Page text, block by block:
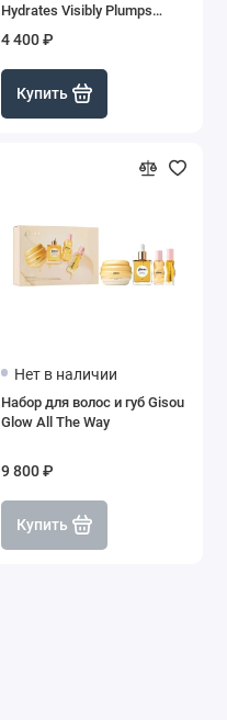
Hydrates Visibly Plumps
4 400 ₽
Купить
Нет в наличии
Набор для волос и губ Gisou
Glow All The Way
9 800 ₽
Купить